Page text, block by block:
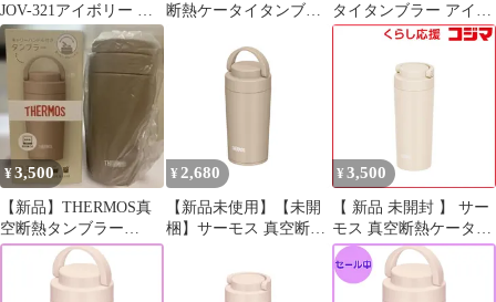
JOV-321アイボリー 真
空断熱ケータイタンブ
ラー
断熱ケータイタンブラ
タイタンブラー アイボ
リー JOV-321 IV LIL
¥3,500
【新品】THERMOS真
空断熱タンブラー
JOV320カフェラテ
¥ 2,680
【新品未使用】【未開
梱】サーモス 真空断熱
フェラテ 320ml JOV-
¥ 3,500
【 新品 未開封 】 サー
モス 真空断熱ケータイ
タンブラー 食洗器対応
モデル 320ml アイボリ
ー JOV-421-IV 未使用